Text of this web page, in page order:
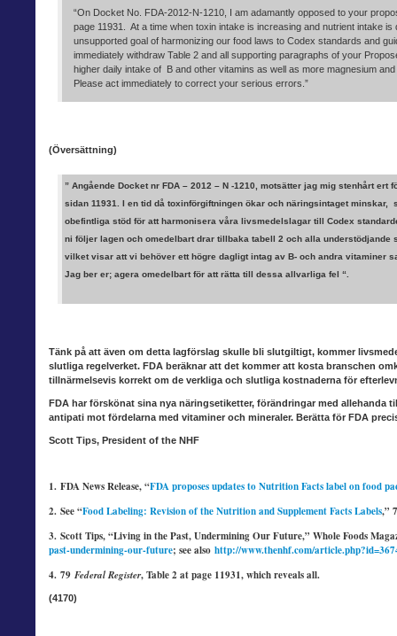
“On Docket No. FDA-2012-N-1210, I am adamantly opposed to your
page 11931. At a time when toxin intake is increasing and nutrient intake
unsupported goal of harmonizing our food laws to Codex standards and
immediately withdraw Table 2 and all supporting paragraphs of your
higher daily intake of B and other vitamins as well as more magnesium
Please act immediately to correct your serious errors.”
(Översättning)
” Angående Docket nr FDA – 2012 – N -1210, motsätter jag mig stenhårt ert
sidan 11931. I en tid då toxinförgiftningen ökar och näringsintaget
obefintliga stöd för att harmonisera våra livsmedelslagar till Codex
ni följer lagen och omedelbart drar tillbaka tabell 2 och alla
vilket visar att vi behöver ett högre dagligt intag av B- och andra vitaminer
Jag ber er; agera omedelbart för att rätta till dessa allvarliga fel “.
Tänk på att även om detta lagförslag skulle bli slutgiltigt, kommer
slutliga regelverket. FDA beräknar att det kommer att kosta branschen
tillnärmelsevis korrekt om de verkliga och slutliga kostnaderna för
FDA har förskönat sina nya näringsetiketter, förändringar med allehanda
antipati mot fördelarna med vitaminer och mineraler. Berätta för FDA
Scott Tips, President of the NHF
1. FDA News Release, “FDA proposes updates to Nutrition Facts label on food
2. See “Food Labeling: Revision of the Nutrition and Supplement Facts Labels,”
3. Scott Tips, “Living in the Past, Undermining Our Future,” Whole Foods
past-undermining-our-future; see also http://www.thenhf.com/
4. 79 Federal Register, Table 2 at page 11931, which reveals all.
(4170)